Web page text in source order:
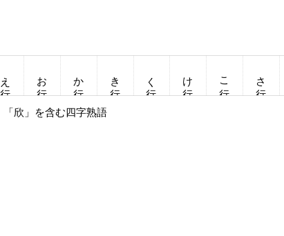
え行 お行 か行 き行 く行 け行 こ行 さ行
「欣」を含む四字熟語